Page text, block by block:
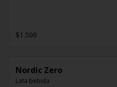
$1.500
Nordic Zero
Lata bebida